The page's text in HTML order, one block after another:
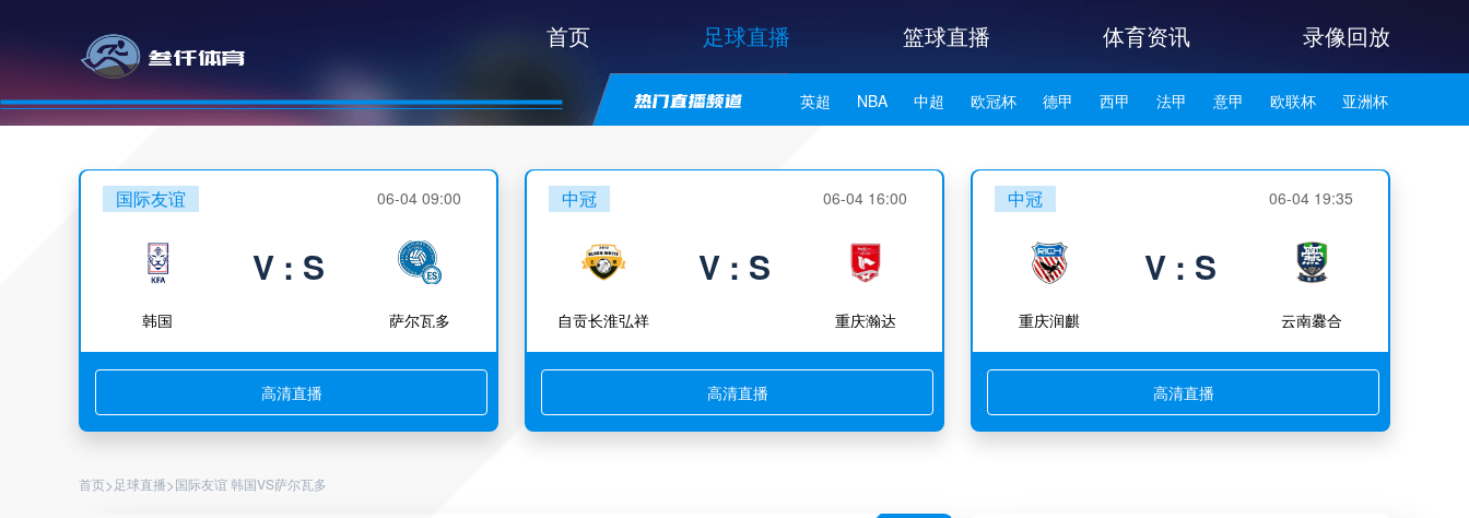
首页 足球直播 篮球直播 体育资讯 录像回放
英超 NBA 中超 欧冠杯 德甲 西甲 法甲 意甲 欧联杯 亚洲杯
国际友谊 06-04 09:00
韩国
V : S
萨尔瓦多
高清直播
中冠 06-04 16:00
自贡长淮弘祥
V : S
重庆瀚达
高清直播
中冠 06-04 19:35
重庆润麒
V : S
云南爨合
高清直播
首页> 足球直播>国际友谊 韩国VS萨尔瓦多